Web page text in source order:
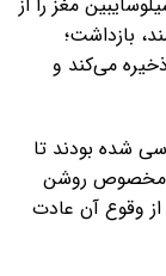
بازداشت؛
می‌کند و
شده بودند تا
مخصوص روشن
وقوع آن عادت